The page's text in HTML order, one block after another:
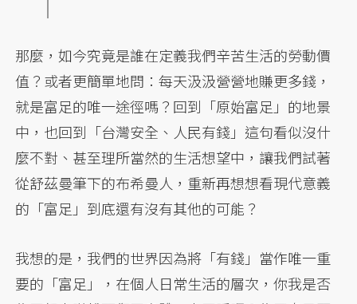
那麼，如今究竟是誰在定義我們辛苦生活的勞動價
值？或者更簡單地問：每天汲汲營營地賺更多錢，
就是富足的唯一途徑嗎？回到「原始富足」的地景
中，也回到「台灣安全、人民有錢」這句看似沒什
麼不對、甚至理所當然的生活想望中，讓我們試著
從舒茲曼筆下的布希曼人，重新再想想看現代意義
的「富足」到底還有沒有其他的可能？
我想的是，我們的世界因為將「有錢」當作唯一重
要的「富足」，在個人日常生活的層次，你我是否